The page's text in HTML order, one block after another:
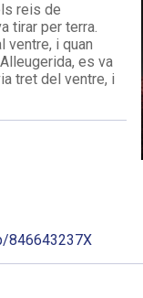
reis de
tirar per terra.
ventre, i quan
es va
tret del ventre, i
846643237X